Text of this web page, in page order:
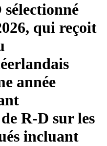
qui reçoit
année
R-D sur les
incluant